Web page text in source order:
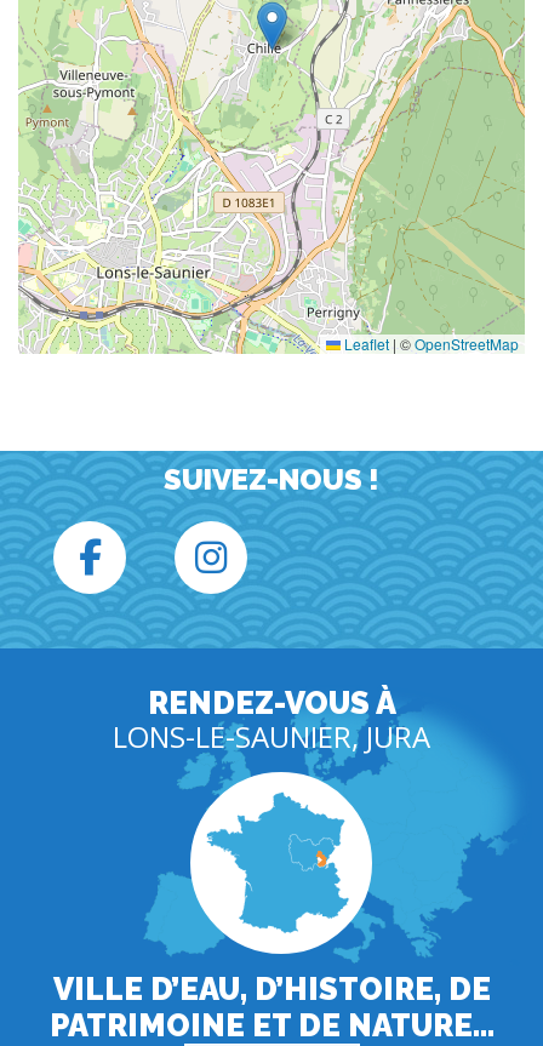
Leaflet | ©OpenStreetMap
SUIVEZ-NOUS !
RENDEZ-VOUS À
LONS-LE-SAUNIER, JURA
VILLE D’EAU, D’HISTOIRE, DE
PATRIMOINE ET DE NATURE…